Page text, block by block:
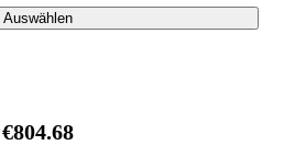
Auswählen
€804.68